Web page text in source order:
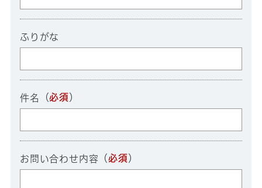
ふりがな
件名 （必須 ）
お問い合わせ内容 （必須 ）